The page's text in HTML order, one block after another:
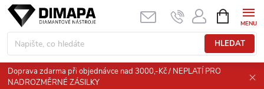
Přejít
obsah
HLEDAT
NÁKUPNÍ
KOŠÍK
Doprava zdarma při objednávce nad 3000,-Kč / NEPLATÍ PRO
NADROZMĚRNÉ ZÁSILKY